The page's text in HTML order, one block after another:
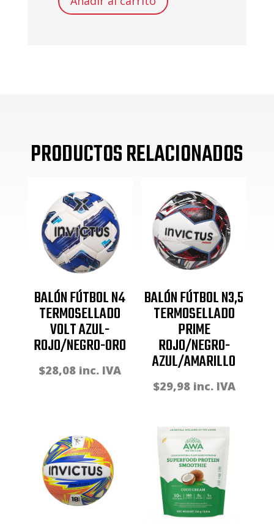
YC-
PRODUCTOS RELACIONADOS
BALÓN FÚTBOL N4
TERMOSELLADO
VOLT AZUL-
ROJO/NEGRO-ORO
$28,08 inc. IVA
BALÓN FÚTBOL N3,5
TERMOSELLADO
PRIME
ROJO/NEGRO-
AZUL/AMARILLO
$29,98 inc. IVA